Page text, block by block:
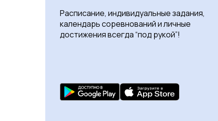
Расписание, индивидуальные задания,
календарь соревнований и личные
достижения всегда “под рукой”!